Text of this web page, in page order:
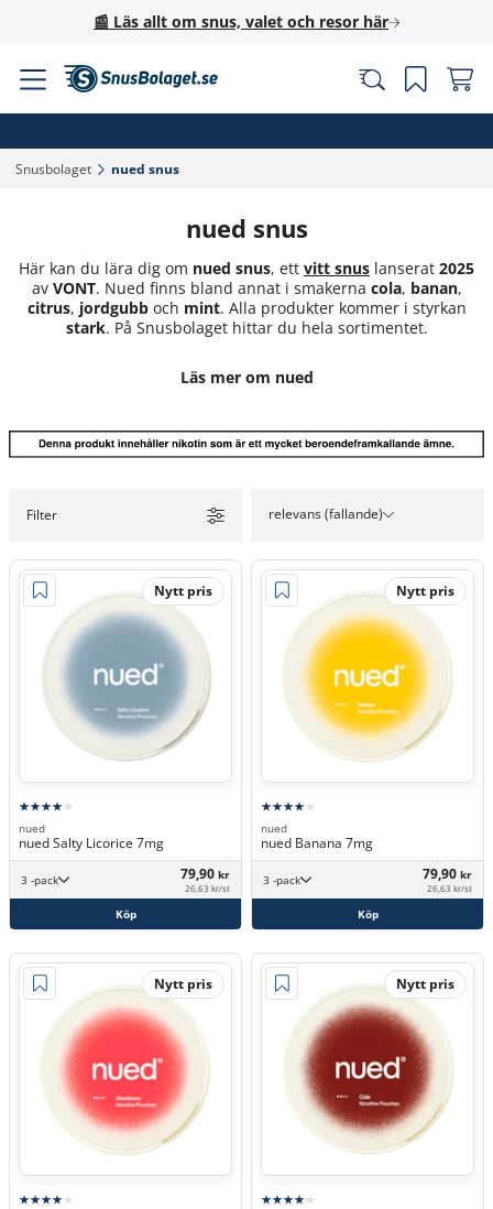
📰 Läs allt om snus, valet och resor här
Snusbolaget‎ nued snus‎
nued snus
Här kan du lära dig om nued snus, ett vitt snus lanserat 2025
av VONT. Nued finns bland annat i smakerna cola, banan,
citrus, jordgubboch mint. Alla produkter kommer i styrkan
stark. På Snusbolaget hittar du hela sortimentet.
Läs mer om nued
Filter relevans (fallande)
Nytt pris
nued
nued Salty Licorice 7mg
3 -pack 79,90 kr
26,63 kr/st
Köp
Nytt pris
nued
nued Banana 7mg
3 -pack 79,90 kr
26,63 kr/st
Köp
Nytt pris Nytt pris